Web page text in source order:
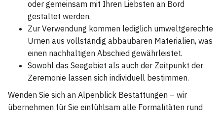
oder gemeinsam mit Ihren Liebsten an Bord
gestaltet werden.
Zur Verwendung kommen lediglich umweltgerechte
Urnen aus vollständig abbaubaren Materialien, was
einen nachhaltigen Abschied gewährleistet.
Sowohl das Seegebiet als auch der Zeitpunkt der
Zeremonie lassen sich individuell bestimmen.
Wenden Sie sich an Alpenblick Bestattungen – wir
übernehmen für Sie einfühlsam alle Formalitäten rund